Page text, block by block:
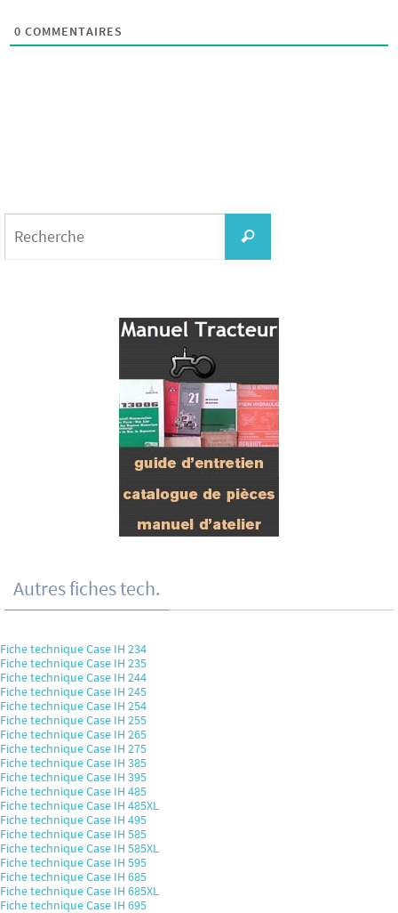
0 COMMENTAIRES
Recherche
Autres fiches tech.
Fiche technique Case IH 234
Fiche technique Case IH 235
Fiche technique Case IH 244
Fiche technique Case IH 245
Fiche technique Case IH 254
Fiche technique Case IH 255
Fiche technique Case IH 265
Fiche technique Case IH 275
Fiche technique Case IH 385
Fiche technique Case IH 395
Fiche technique Case IH 485
Fiche technique Case IH 485XL
Fiche technique Case IH 495
Fiche technique Case IH 585
Fiche technique Case IH 585XL
Fiche technique Case IH 595
Fiche technique Case IH 685
Fiche technique Case IH 685XL
Fiche technique Case IH 695